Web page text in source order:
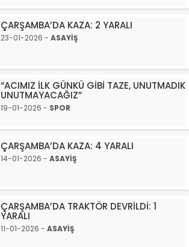
ÇARŞAMBA’DA KAZA: 2 YARALI
23-01-2026 - ASAYİŞ
“ACIMIZ İLK GÜNKÜ GİBİ TAZE, UNUTMADIK
UNUTMAYACAĞIZ”
19-01-2026 - SPOR
ÇARŞAMBA’DA KAZA: 4 YARALI
14-01-2026 - ASAYİŞ
ÇARŞAMBA’DA TRAKTÖR DEVRİLDİ: 1
YARALI
11-01-2026 - ASAYİŞ